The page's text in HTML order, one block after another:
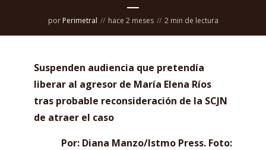
por Perimetral hace 2 meses 2 min de lectura
Suspenden audiencia que pretendía
liberar al agresor de María Elena Ríos
tras probable reconsideración de la SCJN
de atraer el caso
Por: Diana Manzo/Istmo Press. Foto: